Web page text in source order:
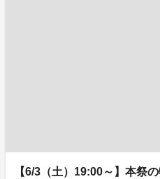
【6/3（土）19:00～】本祭